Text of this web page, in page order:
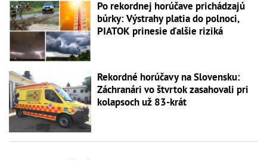
Po rekordnej horúčave prichádzajú
búrky: Výstrahy platia do polnoci,
PIATOK prinesie ďalšie riziká
Rekordné horúčavy na Slovensku:
Záchranári vo štvrtok zasahovali pri
kolapsoch už 83-krát